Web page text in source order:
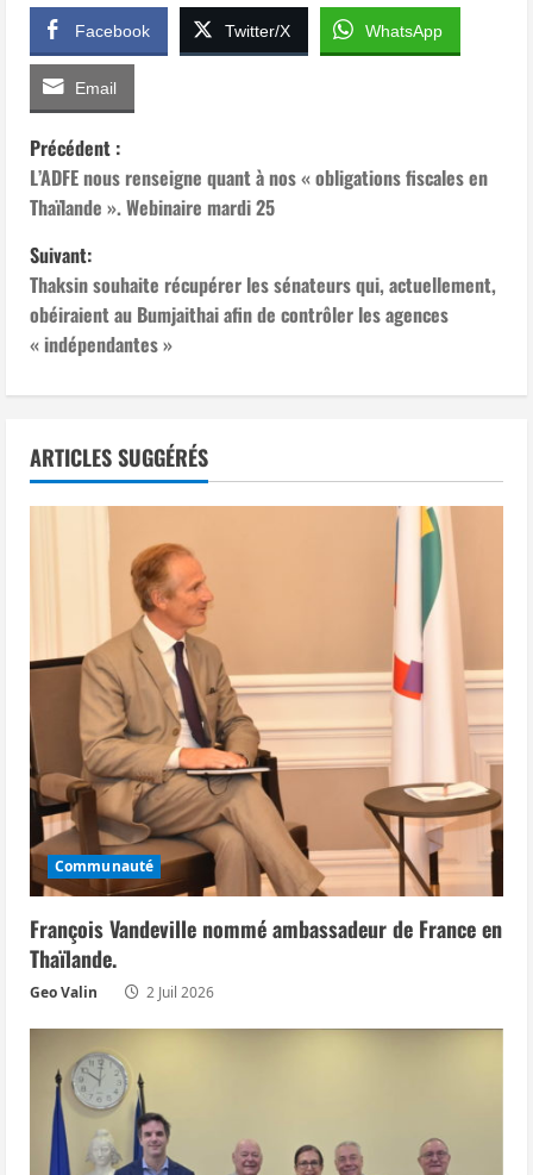
Facebook Twitter/X WhatsApp
Email
N
a
v
i
g
a
t
i
d
’
a
r
t
i
c
l
Précédent :
L’ADFE nous renseigne quant à nos « obligations fiscales en
Thaïlande ». Webinaire mardi 25
Suivant:
Thaksin souhaite récupérer les sénateurs qui, actuellement,
obéiraient au Bumjaithai afin de contrôler les agences
« indépendantes »
ARTICLES SUGGÉRÉS
Communauté
François Vandeville nommé ambassadeur de France en
Thaïlande.
Geo Valin 2 Juil 2026